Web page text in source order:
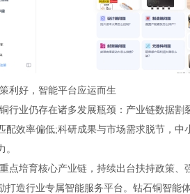
利好，智能平台应运而生
行业仍存在诸多发展瓶颈：产业链数据
配效率偏低;科研成果与市场需求脱节，
点培育核心产业链，持续出台扶持政策
打造行业专属智能服务平台。钻石铜智能